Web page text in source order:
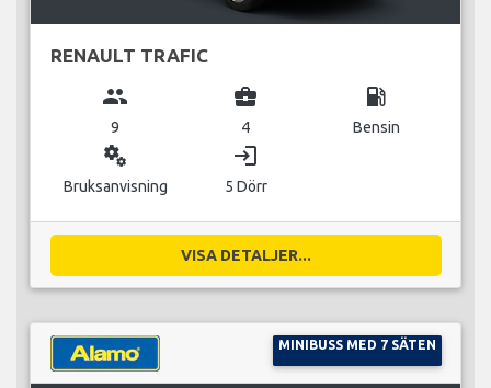
RENAULT TRAFIC
group
9
business_center
4
local_gas_station
Bensin
miscellaneous_services
Bruksanvisning
login
5 Dörr
VISA DETALJER...
MINIBUSS MED 7 SÄTEN